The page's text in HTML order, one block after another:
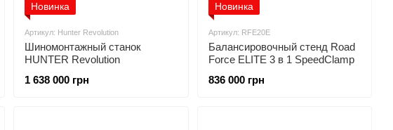
Новинка
Артикул: Hunter Revolution
Шиномонтажный станок
HUNTER Revolution
1 638 000 грн
Новинка
Артикул: RFE20E
Балансировочный стенд Road
Force ELITE 3 в 1 SpeedClamp
836 000 грн